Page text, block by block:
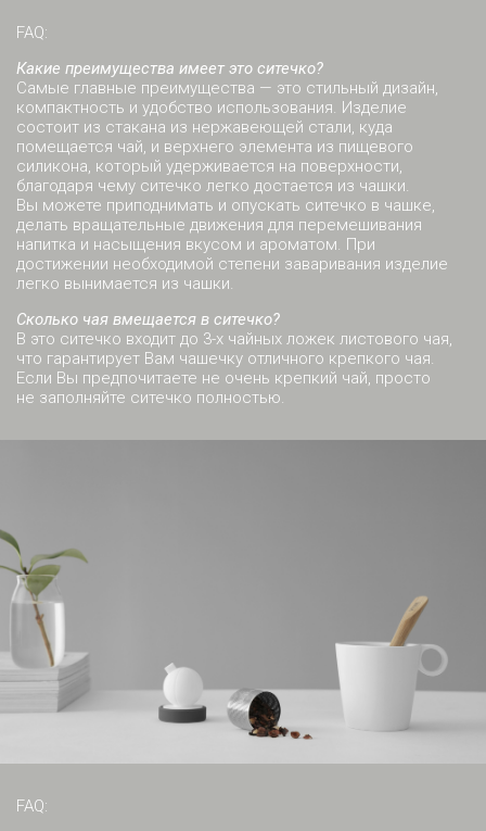
FAQ:
Какие преимущества имеет это ситечко?
Самые главные преимущества — это стильный дизайн,
компактность и удобство использования. Изделие
состоит из стакана из нержавеющей стали, куда
помещается чай, и верхнего элемента из пищевого
силикона, который удерживается на поверхности,
благодаря чему ситечко легко достается из чашки.
Вы можете приподнимать и опускать ситечко в чашке,
делать вращательные движения для перемешивания
напитка и насыщения вкусом и ароматом. При
достижении необходимой степени заваривания изделие
легко вынимается из чашки.
Сколько чая вмещается в ситечко?
В это ситечко входит до 3-х чайных ложек листового чая,
что гарантирует Вам чашечку отличного крепкого чая.
Если Вы предпочитаете не очень крепкий чай, просто
не заполняйте ситечко полностью.
FAQ: